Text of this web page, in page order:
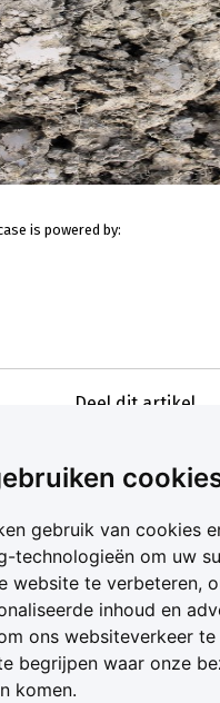
gebruik van cookies
technologieën om uw
website te verbeteren,
inhoud en
ons websiteverkeer te
begrijpen waar onze
komen.
is powered by:
Deel dit artikel
Contact
Feedback
Nieuwsbrief
Adverteren